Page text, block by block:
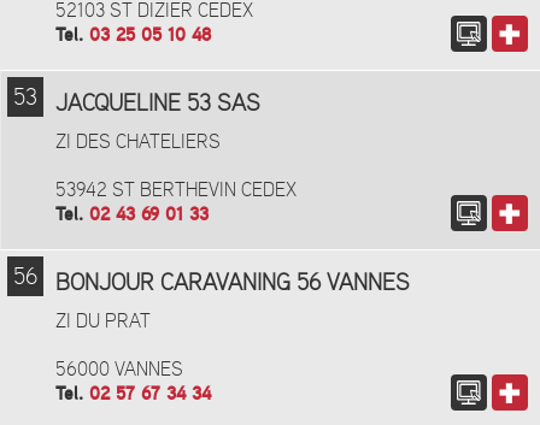
52103 ST DIZIER CEDEX
Tel. 03 25 05 10 48
53 JACQUELINE 53 SAS
ZI DES CHATELIERS
53942 ST BERTHEVIN CEDEX
Tel. 02 43 69 01 33
56 BONJOUR CARAVANING 56 VANNES
ZI DU PRAT
56000 VANNES
Tel. 02 57 67 34 34